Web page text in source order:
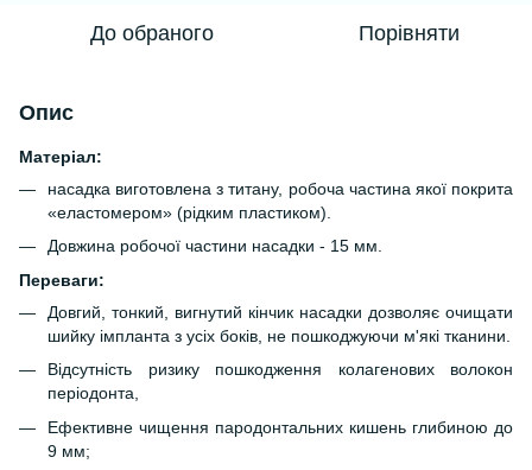
До обраного Порівняти
Опис
Матеріал:
насадка виготовлена ​​з титану, робоча частина якої покрита
«еластомером» (рідким пластиком).
Довжина робочої частини насадки - 15 мм.
Переваги:
Довгий, тонкий, вигнутий кінчик насадки дозволяє очищати
шийку імпланта з усіх боків, не пошкоджуючи м'які тканини.
Відсутність ризику пошкодження колагенових волокон
періодонта,
Ефективне чищення пародонтальних кишень глибиною до
9 мм;